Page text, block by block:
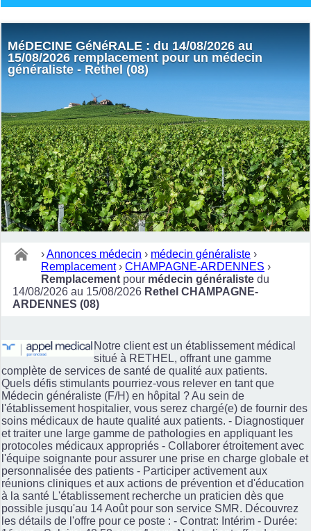
MéDECINE GéNéRALE : du 14/08/2026 au
15/08/2026 remplacement pour un médecin
généraliste - Rethel (08)
›Annonces médecin › médecin généraliste ›
Remplacement › CHAMPAGNE-ARDENNES ›
Remplacement pour médecin généraliste du
14/08/2026 au 15/08/2026 Rethel CHAMPAGNE-
ARDENNES (08)
Notre client est un établissement médical
situé à RETHEL, offrant une gamme
complète de services de santé de qualité aux patients.
Quels défis stimulants pourriez-vous relever en tant que
Médecin généraliste (F/H) en hôpital ? Au sein de
l'établissement hospitalier, vous serez chargé(e) de fournir des
soins médicaux de haute qualité aux patients. - Diagnostiquer
et traiter une large gamme de pathologies en appliquant les
protocoles médicaux appropriés - Collaborer étroitement avec
l'équipe soignante pour assurer une prise en charge globale et
personnalisée des patients - Participer activement aux
réunions cliniques et aux actions de prévention et d'éducation
à la santé L'établissement recherche un praticien dès que
possible jusqu'au 14 Août pour son service SMR. Découvrez
les détails de l'offre pour ce poste : - Contrat: Intérim - Durée: